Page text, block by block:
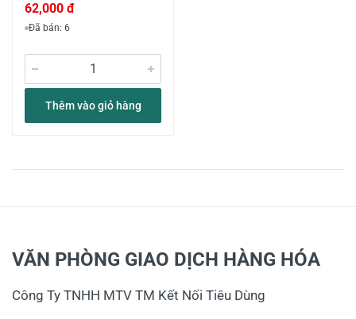
62,000 đ
Đã bán: 6
Thêm vào giỏ hàng
VĂN PHÒNG GIAO DỊCH HÀNG HÓA
Công Ty TNHH MTV TM Kết Nối Tiêu Dùng